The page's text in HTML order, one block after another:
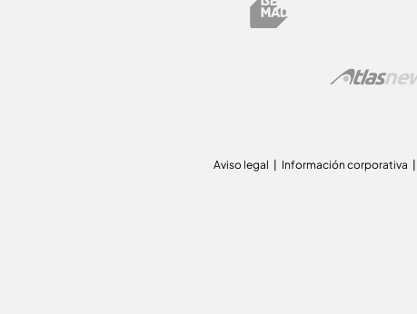
Aviso legal Información corporativa